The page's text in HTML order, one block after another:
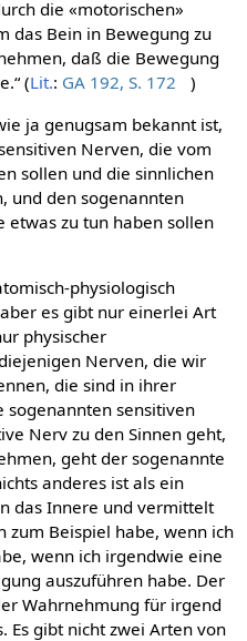
die «motorischen»
das Bein in Bewegung zu
daß die Bewegung
(Lit.: GA 192, S. 172
)
ja genugsam bekannt ist,
Nerven, die vom
sollen und die sinnlichen
und den sogenannten
etwas zu tun haben sollen
physiologisch
es gibt nur einerlei Art
physischer
Nerven, die wir
die sind in ihrer
sogenannten sensitiven
Nerv zu den Sinnen geht,
geht der sogenannte
anderes ist als ein
das Innere und vermittelt
zum Beispiel habe, wenn ich
wenn ich irgendwie eine
auszuführen habe. Der
Wahrnehmung für irgend
Es gibt nicht zwei Arten von